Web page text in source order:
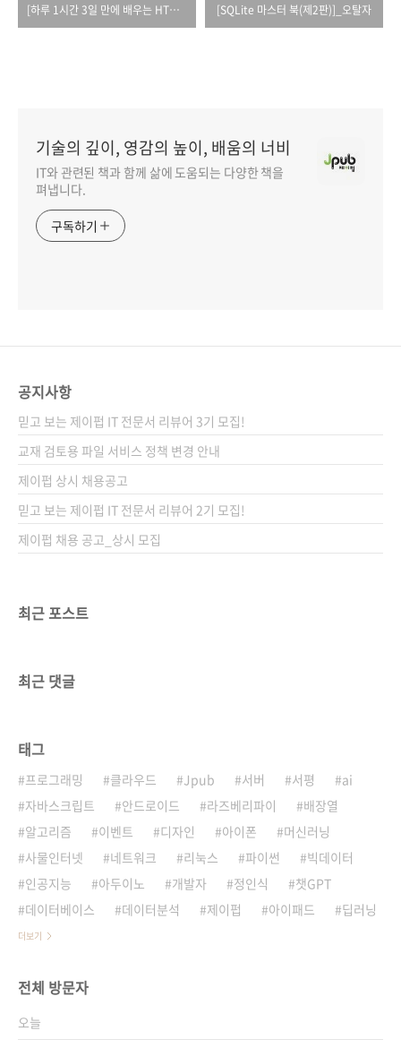
[하루 1시간 3일 만에 배우는 HTML5]_오탈자 [SQLite 마스터 북(제2판)]_오탈자
기술의 깊이, 영감의 높이, 배움의 너비
IT와 관련된 책과 함께 삶에 도움되는 다양한 책을
펴냅니다.
구독하기
공지사항
믿고 보는 제이펍 IT 전문서 리뷰어 3기 모집!
교재 검토용 파일 서비스 정책 변경 안내
제이펍 상시 채용공고
믿고 보는 제이펍 IT 전문서 리뷰어 2기 모집!
제이펍 채용 공고_상시 모집
최근 포스트
최근 댓글
태그
프로그래밍 클라우드 Jpub 서버 서평
ai
자바스크립트
안드로이드 라즈베리파이
배장열
알고리즘
이벤트 디자인 아이폰
머신러닝
사물인터넷
네트워크 리눅스 파이썬
빅데이터
인공지능
아두이노 개발자 정인식
챗GPT
데이터베이스
데이터분석 제이펍 아이패드 딥러닝
더보기
전체 방문자
오늘